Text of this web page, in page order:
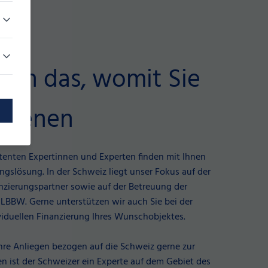
das, womit Sie
Expertinnen und Experten finden mit Ihnen
In der Schweiz liegt unser Fokus auf der
sowie auf der Betreuung der
Gerne unterstützen wir auch Sie bei der
Finanzierung Ihres Wunschobjektes.
Anliegen bezogen auf die Schweiz gerne zur
ist der Schweizer ein Experte auf dem Gebiet des